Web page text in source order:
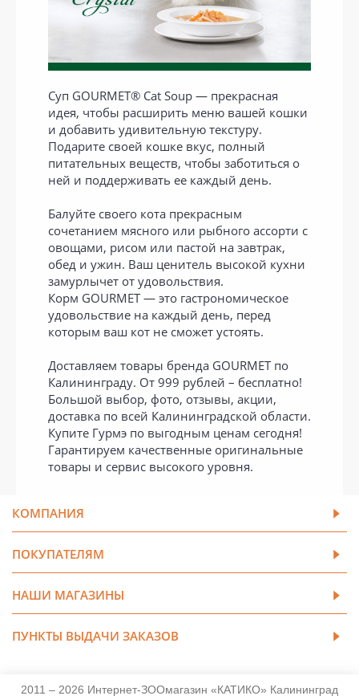
Суп GOURMET® Cat Soup — прекрасная
идея, чтобы расширить меню вашей кошки
и добавить удивительную текстуру.
Подарите своей кошке вкус, полный
питательных веществ, чтобы заботиться о
ней и поддерживать ее каждый день.
Балуйте своего кота прекрасным
сочетанием мясного или рыбного ассорти с
овощами, рисом или пастой на завтрак,
обед и ужин. Ваш ценитель высокой кухни
замурлычет от удовольствия.
Корм GOURMET — это гастрономическое
удовольствие на каждый день, перед
которым ваш кот не сможет устоять.
Доставляем товары бренда GOURMET по
Калининграду. От 999 рублей – бесплатно!
Большой выбор, фото, отзывы, акции,
доставка по всей Калининградской области.
Купите Гурмэ по выгодным ценам сегодня!
Гарантируем качественные оригинальные
товары и сервис высокого уровня.
КОМПАНИЯ
ПОКУПАТЕЛЯМ
НАШИ МАГАЗИНЫ
ПУНКТЫ ВЫДАЧИ ЗАКАЗОВ
2011 – 2026 Интернет-ЗООмагазин «КАТИКО» Калининград